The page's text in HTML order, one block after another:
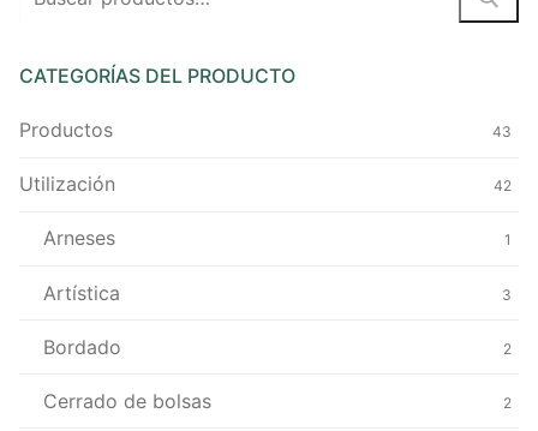
CATEGORÍAS DEL PRODUCTO
Productos 43
Utilización 42
Arneses 1
Artística 3
Bordado 2
Cerrado de bolsas 2